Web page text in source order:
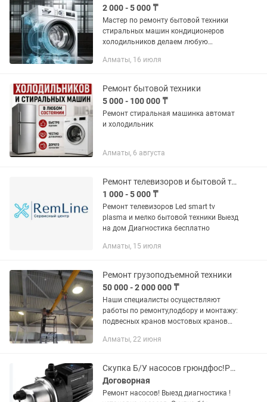
2 000 - 5 000 ₸
Мастер по ремонту бытовой техники
стиральных машин кондиционеров
холодильников делаем любую
холодильников кондиционеров чистка
запчасти всегда при...
Алматы, 16 июля
Ремонт бытовой техники
5 000 - 100 000 ₸
Ремонт стиральная машинка автомат
и холодильник
Алматы, 6 августа
Ремонт телевизоров и бытовой техники
1 000 - 5 000 ₸
Ремонт телевизоров Led smart tv
plasma и мелко бытовой техники Выезд
на дом Диагностика бесплатно
Алматы, 15 июля
Ремонт грузоподъемной техники
50 000 - 2 000 000 ₸
Наши специалисты осуществляют
работы по ремонту,подбору и монтажу:
подвесных кранов мостовых кранов
тельферов кран - балок талей лебедок
Алматы, 22 июня
Скупка Б/У насосов грюндфос!Ремонт прочей техники!ремонт водяных насосов!
Договорная
Ремонт насосов! Выезд диагностика !